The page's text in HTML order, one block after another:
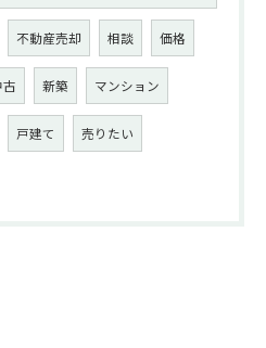
不動産売却 相談 価格
古 新築 マンション
戸建て 売りたい